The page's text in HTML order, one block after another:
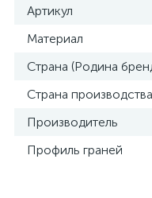
Артикул
Материал
Страна (Родина
Страна производства
Производитель
Профиль граней